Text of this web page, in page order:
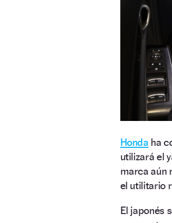
Honda ha
utilizará el
marca aún
el utilitario
El japonés